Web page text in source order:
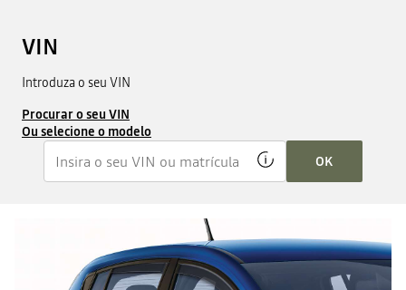
VIN
Introduza o seu VIN
Procurar o seu VIN
Ou selecione o modelo
OK